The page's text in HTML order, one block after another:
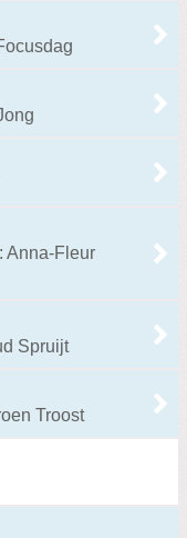
Anna-Fleur
Spruijt
Troost